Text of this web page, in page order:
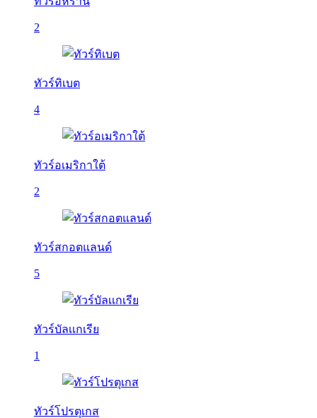
2
ทัวร์ทิเบต
4
ทัวร์อเมริกาใต้
2
ทัวร์สกอตแลนด์
5
ทัวร์บัลเเกเรีย
1
ทัวร์โปรตุเกส